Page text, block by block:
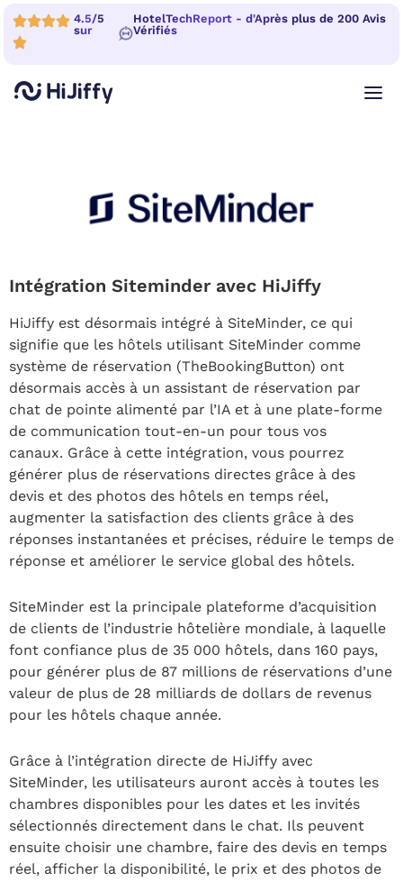
4.5/5
sur
HotelTechReport - d'Après plus de 200 Avis
Vérifiés
Intégration Siteminder avec HiJiffy
HiJiffy est désormais intégré à SiteMinder, ce qui
signifie que les hôtels utilisant SiteMinder comme
système de réservation (TheBookingButton) ont
désormais accès à un assistant de réservation par
chat de pointe alimenté par l’IA et à une plate-forme
de communication tout-en-un pour tous vos
canaux. Grâce à cette intégration, vous pourrez
générer plus de réservations directes grâce à des
devis et des photos des hôtels en temps réel,
augmenter la satisfaction des clients grâce à des
réponses instantanées et précises, réduire le temps de
réponse et améliorer le service global des hôtels.
SiteMinder est la principale plateforme d’acquisition
de clients de l’industrie hôtelière mondiale, à laquelle
font confiance plus de 35 000 hôtels, dans 160 pays,
pour générer plus de 87 millions de réservations d’une
valeur de plus de 28 milliards de dollars de revenus
pour les hôtels chaque année.
Grâce à l’intégration directe de HiJiffy avec
SiteMinder, les utilisateurs auront accès à toutes les
chambres disponibles pour les dates et les invités
sélectionnés directement dans le chat. Ils peuvent
ensuite choisir une chambre, faire des devis en temps
réel, afficher la disponibilité, le prix et des photos de